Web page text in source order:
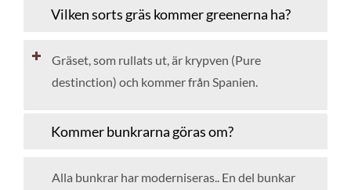
Vilken sorts gräs kommer greenerna ha?
Gräset, som rullats ut, är krypven (Pure
destinction) och kommer från Spanien.
Kommer bunkrarna göras om?
Alla bunkrar har moderniseras.. En del bunkar